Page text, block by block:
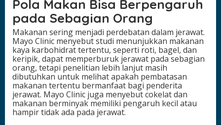
Pola Makan Bisa Berpengaruh
pada Sebagian Orang
Makanan sering menjadi perdebatan dalam jerawat.
Mayo Clinic menyebut studi menunjukkan makanan
kaya karbohidrat tertentu, seperti roti, bagel, dan
keripik, dapat memperburuk jerawat pada sebagian
orang, tetapi penelitian lebih lanjut masih
dibutuhkan untuk melihat apakah pembatasan
makanan tertentu bermanfaat bagi penderita
jerawat. Mayo Clinic juga menyebut cokelat dan
makanan berminyak memiliki pengaruh kecil atau
hampir tidak ada pada jerawat.